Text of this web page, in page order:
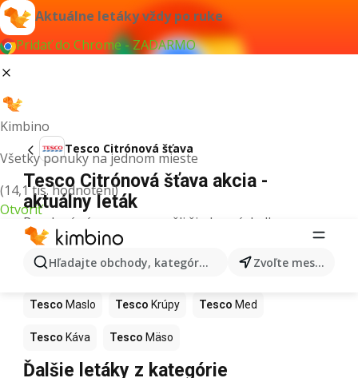
Aktuálne letáky vždy po ruke
Pridať do Chrome - ZADARMO
Kimbino
Všetky ponuky na jednom mieste
(14,1 tis. hodnotení)
Otvoriť
Hľadajte obchody, kategórie, produkty... Zvoľte mesto
Tesco Citrónová šťava
Tesco Citrónová šťava akcia -
aktuálny leták
Pre daný výraz sme nenašli žiadne výsledky.
Ďalšie produkty v obchodoch Tesco
Tesco Pizza Tesco Kiwi Mango
Tesco Maslo Tesco Krúpy Tesco Med
Tesco Káva Tesco Mäso
Ďalšie letáky z kategórie